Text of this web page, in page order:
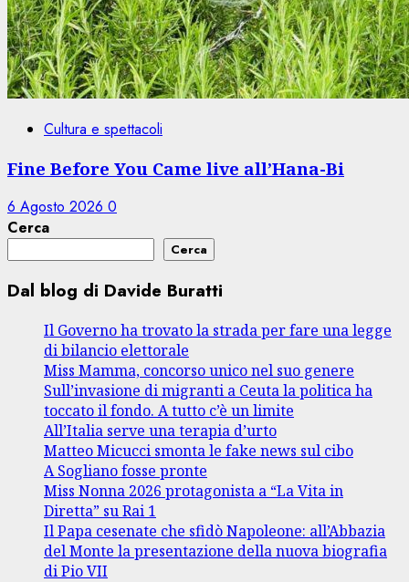
Cultura e spettacoli
Fine Before You Came live all’Hana-Bi
6 Agosto 2026 0
Cerca
Cerca
Dal blog di Davide Buratti
Il Governo ha trovato la strada per fare una legge
di bilancio elettorale
Miss Mamma, concorso unico nel suo genere
Sull’invasione di migranti a Ceuta la politica ha
toccato il fondo. A tutto c’è un limite
All’Italia serve una terapia d’urto
Matteo Micucci smonta le fake news sul cibo
A Sogliano fosse pronte
Miss Nonna 2026 protagonista a “La Vita in
Diretta” su Rai 1
Il Papa cesenate che sfidò Napoleone: all’Abbazia
del Monte la presentazione della nuova biografia
di Pio VII